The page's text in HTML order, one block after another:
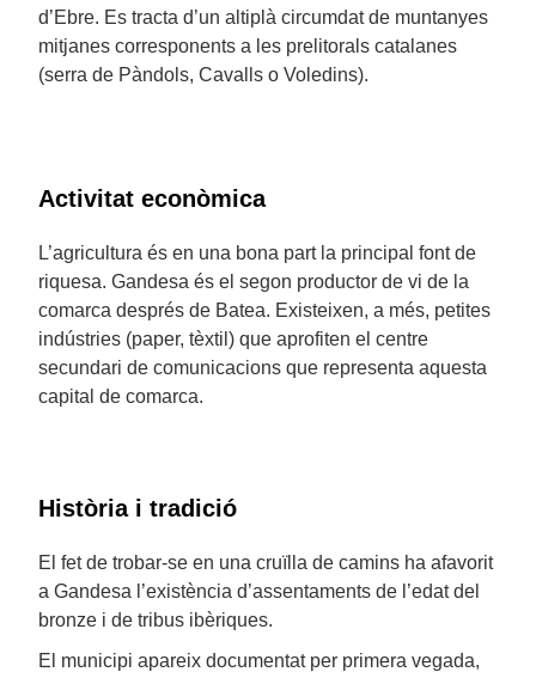
d’Ebre. Es tracta d’un altiplà circumdat de muntanyes
mitjanes corresponents a les prelitorals catalanes
(serra de Pàndols, Cavalls o Voledins).
Activitat econòmica
L’agricultura és en una bona part la principal font de
riquesa. Gandesa és el segon productor de vi de la
comarca després de Batea. Existeixen, a més, petites
indústries (paper, tèxtil) que aprofiten el centre
secundari de comunicacions que representa aquesta
capital de comarca.
Història i tradició
El fet de trobar-se en una cruïlla de camins ha afavorit
a Gandesa l’existència d’assentaments de l’edat del
bronze i de tribus ibèriques.
El municipi apareix documentat per primera vegada,